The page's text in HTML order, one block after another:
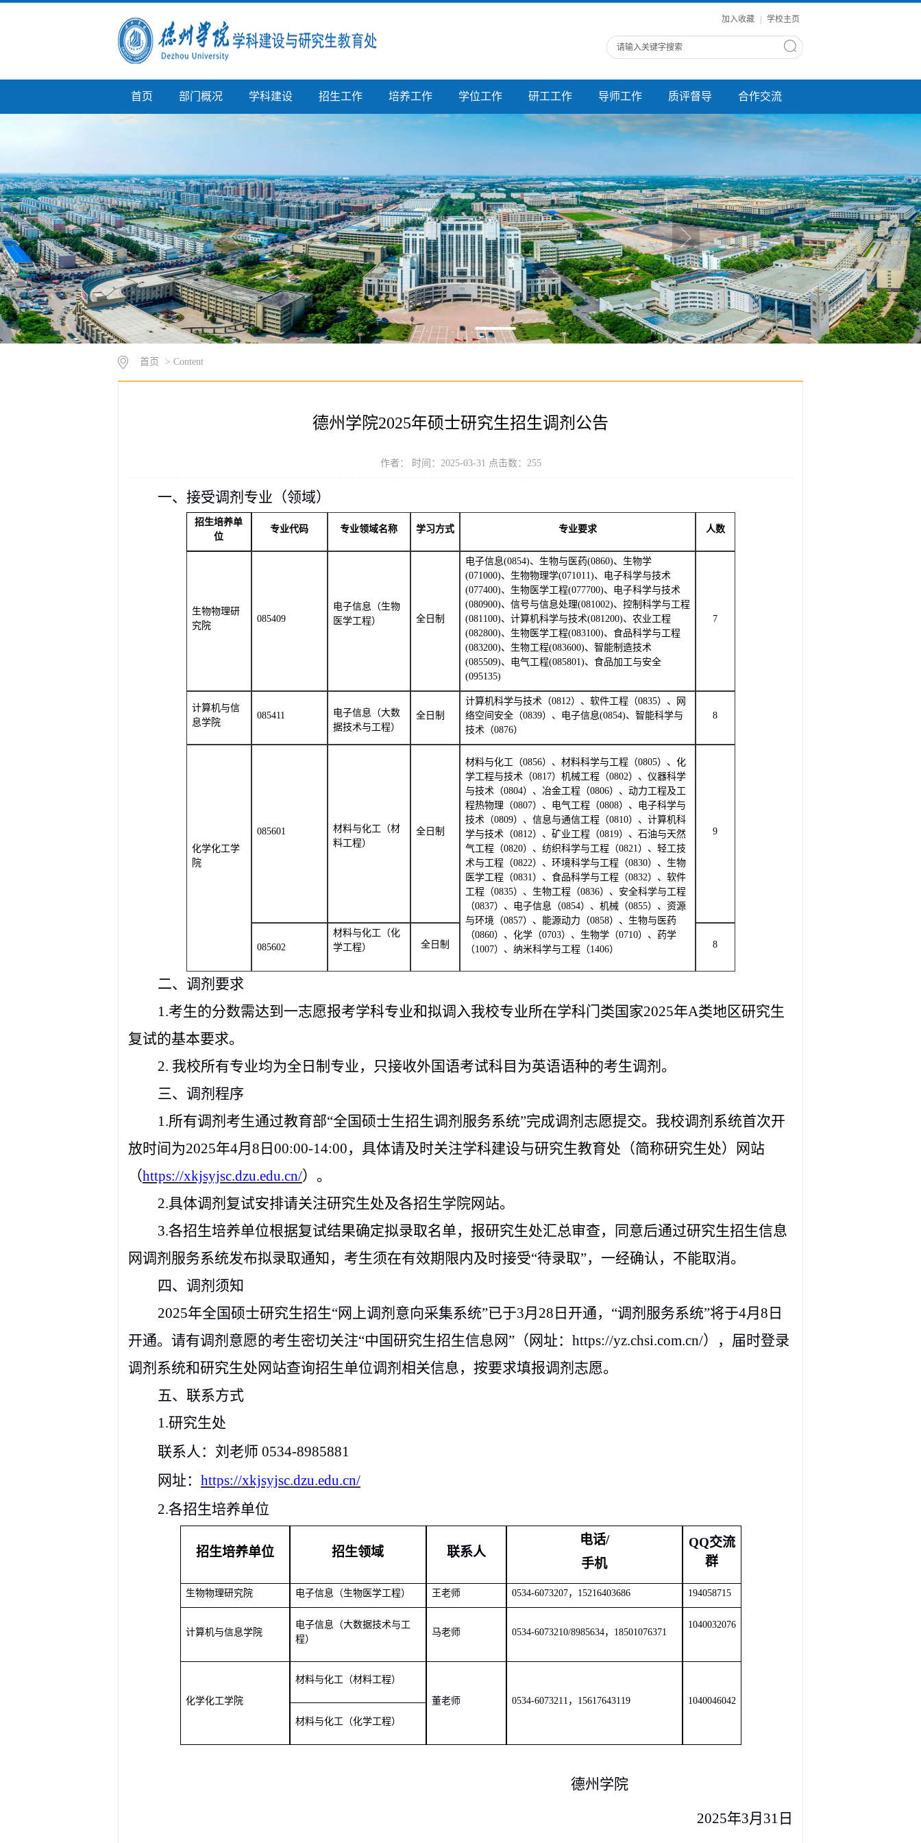
加入收藏 学校主页
首页 部门概况 学科建设 招生工作 培养工作 学位工作 研工工作 导师工作 质评督导 合作交流
首页 > Content
德州学院2025年硕士研究生招生调剂公告
作者： 时间：2025-03-31 点击数： 255
一、接受调剂专业（领域）
招生培养单
位
专业代码 专业领域名称 学习方式 专业要求 人数
生物物理研
究院
085409
电子信息（生物
医学工程）
全日制
电子信息(0854)、生物与医药(0860)、生物学
(071000)、生物物理学(071011)、电子科学与技术
(077400)、生物医学工程(077700)、电子科学与技术
(080900)、信号与信息处理(081002)、控制科学与工程
(081100)、计算机科学与技术(081200)、农业工程
(082800)、生物医学工程(083100)、食品科学与工程
(083200)、生物工程(083600)、智能制造技术
(085509)、电气工程(085801)、食品加工与安全
(095135)
7
计算机与信
息学院
085411
电子信息（大数
据技术与工程）
全日制
计算机科学与技术（0812）、软件工程（0835）、网
络空间安全（0839）、电子信息(0854)、智能科学与
技术（0876）
8
化学化工学
院
085601
材料与化工（材
料工程）
全日制
材料与化工（0856）、材料科学与工程（0805）、化
学工程与技术（0817）机械工程（0802）、仪器科学
与技术（0804）、冶金工程（0806）、动力工程及工
程热物理（0807）、电气工程（0808）、电子科学与
技术（0809）、信息与通信工程（0810）、计算机科
学与技术（0812）、矿业工程（0819）、石油与天然
气工程（0820）、纺织科学与工程（0821）、轻工技
术与工程（0822）、环境科学与工程（0830）、生物
医学工程（0831）、食品科学与工程（0832）、软件
工程（0835）、生物工程（0836）、安全科学与工程
（0837）、电子信息（0854）、机械（0855）、资源
与环境（0857）、能源动力（0858）、生物与医药
（0860）、化学（0703）、生物学（0710）、药学
（1007）、纳米科学与工程（1406）
9
085602
材料与化工（化
学工程）
全日制 8
二、 调剂要求
1.考生的分数需达到一志愿报考学科专业和拟调入我校专业所在学科门类国家2025年A类地区研究生
复试的基本要求。
2. 我校所有专业均为全日制专业，只接收外国语考试科目为英语语种的考生调剂。
三、调剂程序
1.所有调剂考生通过教育部“全国硕士生招生调剂服务系统”完成调剂志愿提交。我校调剂系统首次开
放时间为2025年4月8日00:00-14:00，具体请及时关注学科建设与研究生教育处（简称研究生处）网站
（https://xkjsyjsc.dzu.edu.cn/）。
2.具体调剂复试安排请关注研究生处及各招生学院网站。
3.各招生培养单位根据复试结果确定拟录取名单，报研究生处汇总审查，同意后通过研究生招生信息
网调剂服务系统发布拟录取通知，考生须在有效期限内及时接受“待录取”，一经确认，不能取消。
四、 调剂须知
2025年全国硕士研究生招生“网上调剂意向采集系统”已于3月28日开通，“调剂服务系统”将于4月8日
开通。请有调剂意愿的考生密切关注“中国研究生招生信息网”（网址：https://yz.chsi.com.cn/），届时登录
调剂系统和研究生处网站查询招生单位调剂相关信息，按要求填报调剂志愿。
五、联系方式
1.研究生处
联系人：刘老师 0534-8985881
网址： https://xkjsyjsc.dzu.edu.cn/
2.各招生培养单位
招生培养单位 招生领域 联系人
电话/
手机
QQ交流
群
生物物理研究院 电子信息（生物医学工程） 王老师 0534-6073207，15216403686 194058715
计算机与信息学院
电子信息（大数据技术与工
程）
马老师 0534-6073210/8985634，18501076371
1040032076
化学化工学院
材料与化工（材料工程）
董老师 0534-6073211，15617643119
1040046042
材料与化工（化学工程）
德州 学院
2025年3月 31 日